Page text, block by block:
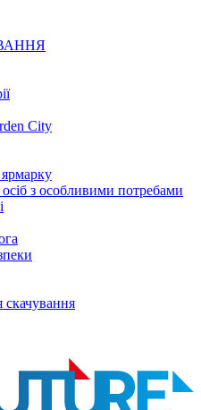
City
осіб з особливими потребами
скачування